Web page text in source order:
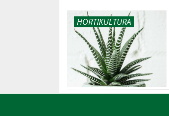
HORTIKULTURA